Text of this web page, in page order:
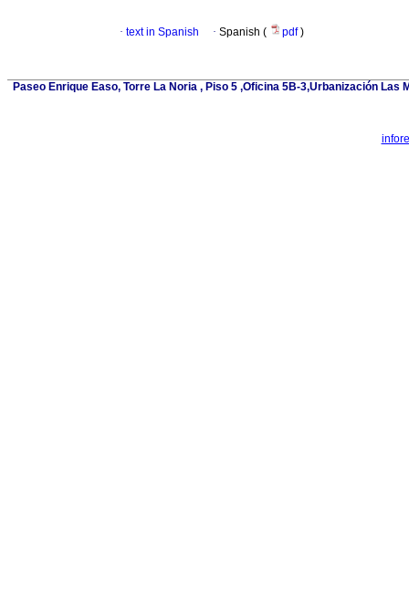
· text in Spanish · Spanish ( pdf)
Paseo Enrique Easo, Torre La Noria , Piso 5 ,Oficina 5B-3,Urbanización